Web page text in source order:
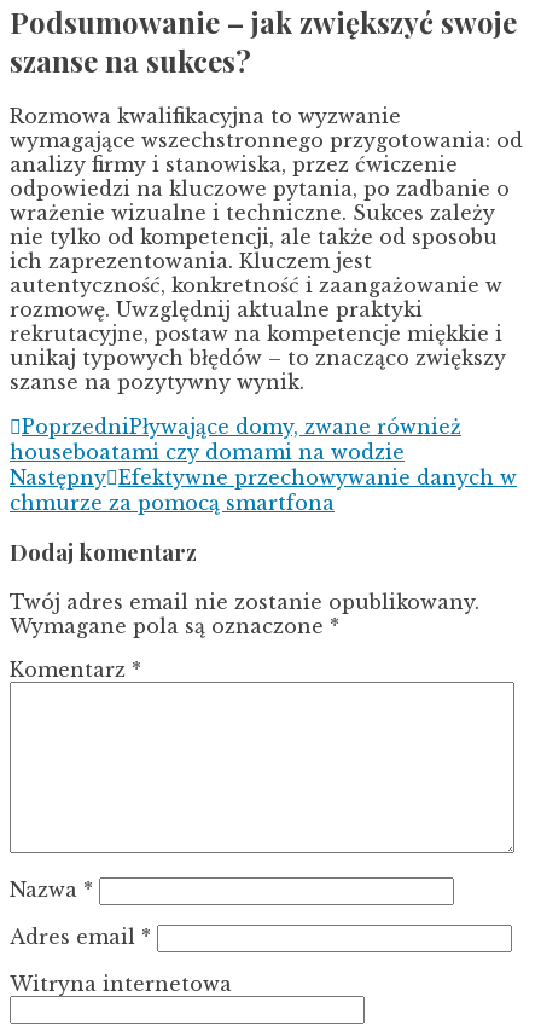
Podsumowanie – jak zwiększyć swoje
szanse na sukces?
Rozmowa kwalifikacyjna to wyzwanie
wymagające wszechstronnego przygotowania: od
analizy firmy i stanowiska, przez ćwiczenie
odpowiedzi na kluczowe pytania, po zadbanie o
wrażenie wizualne i techniczne. Sukces zależy
nie tylko od kompetencji, ale także od sposobu
ich zaprezentowania. Kluczem jest
autentyczność, konkretność i zaangażowanie w
rozmowę. Uwzględnij aktualne praktyki
rekrutacyjne, postaw na kompetencje miękkie i
unikaj typowych błędów – to znacząco zwiększy
szanse na pozytywny wynik.
PoprzedniPływające domy, zwane również
houseboatami czy domami na wodzie
Następny Efektywne przechowywanie danych w
chmurze za pomocą smartfona
Dodaj komentarz
Twój adres email nie zostanie opublikowany.
Wymagane pola są oznaczone *
Komentarz *
Nazwa *
Adres email *
Witryna internetowa